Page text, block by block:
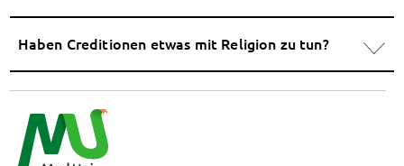
Haben Creditionen etwas mit Religion zu tun?